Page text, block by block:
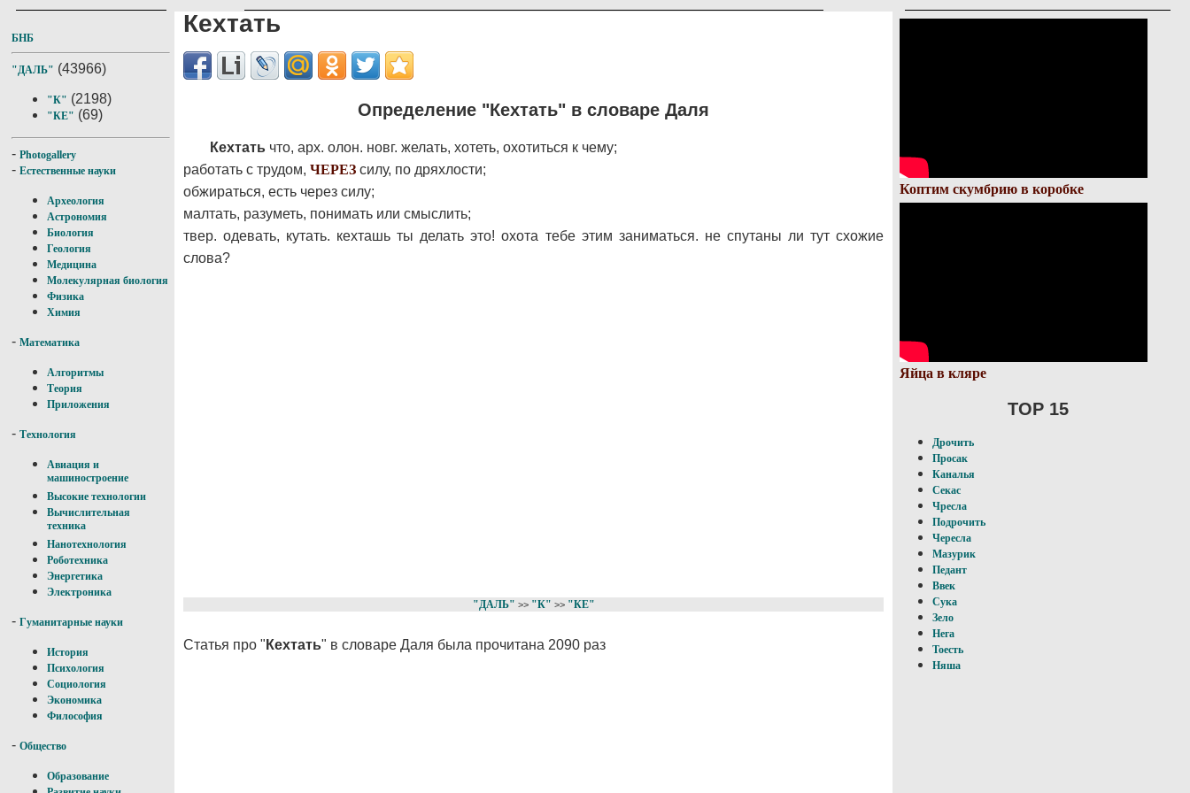
БНБ
"ДАЛЬ" (43966)
"К" (2198)
"КЕ" (69)
- Photogallery
- Естественные науки
Археология
Астрономия
Биология
Геология
Медицина
Молекулярная биология
Физика
Химия
- Математика
Алгоритмы
Теория
Приложения
- Технология
Авиация и
машиностроение
Высокие технологии
Вычислительная
техника
Нанотехнология
Роботехника
Энергетика
Электроника
- Гуманитарные науки
История
Психология
Социология
Экономика
Философия
- Общество
Образование
Кехтать
Определение "Кехтать" в словаре Даля
Кехтать что, арх. олон. новг. желать, хотеть, охотиться к чему;
работать с трудом, ЧЕРЕЗ силу, по дряхлости;
обжираться, есть через силу;
малтать, разуметь, понимать или смыслить;
твер. одевать, кутать. кехташь ты делать это! охота тебе этим заниматься. не спутаны ли тут схожие
слова?
"ДАЛЬ" >> "К" >> "КЕ"
Статья про " Кехтать" в словаре Даля была прочитана 2090 раз
Коптим скумбрию в коробке
Яйца в кляре
TOP 15
Дрочить
Просак
Каналья
Секас
Чресла
Подрочить
Чересла
Мазурик
Педант
Ввек
Сука
Зело
Нега
Тоесть
Няша